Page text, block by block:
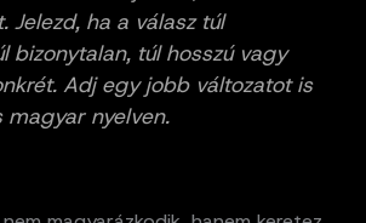
Jelezd, ha a válasz túl
bizonytalan, túl hosszú vagy
Adj egy jobb változatot is
magyar nyelven.